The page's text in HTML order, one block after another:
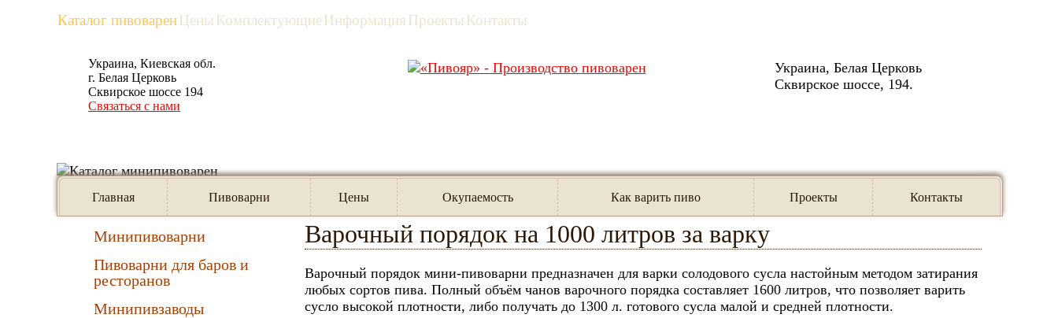
Каталог пивоваренЦеныКомплектующиеИнформацияПроектыКонтакты
рус eng
Украина, Белая Церковь
Сквирское шоссе, 194.
Главная Каталог пивоварен и их агрегатов Варочный порядок на 1000 л.
Варочный порядок на 1000 литров за варку
Варочный порядок мини-пивоварни предназначен для варки солодового сусла настойным методом затирания
любых сортов пива. Полный объём чанов варочного порядка составляет 1600 литров, что позволяет варить
сусло высокой плотности, либо получать до 1300 л. готового сусла малой и средней плотности.
Предлагаем:
Минипивоварни
Пивоварни для баров и
ресторанов
Минипивзаводы
Украина, Киевская обл.
г. Белая Церковь
Сквирское шоссе 194
Связаться с нами
Главная Пивоварни Цены Окупаемость Как варить пиво Проекты Контакты